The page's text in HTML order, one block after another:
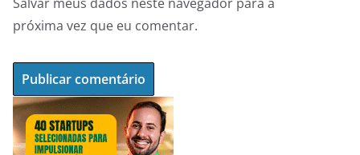
próxima vez que eu comentar.